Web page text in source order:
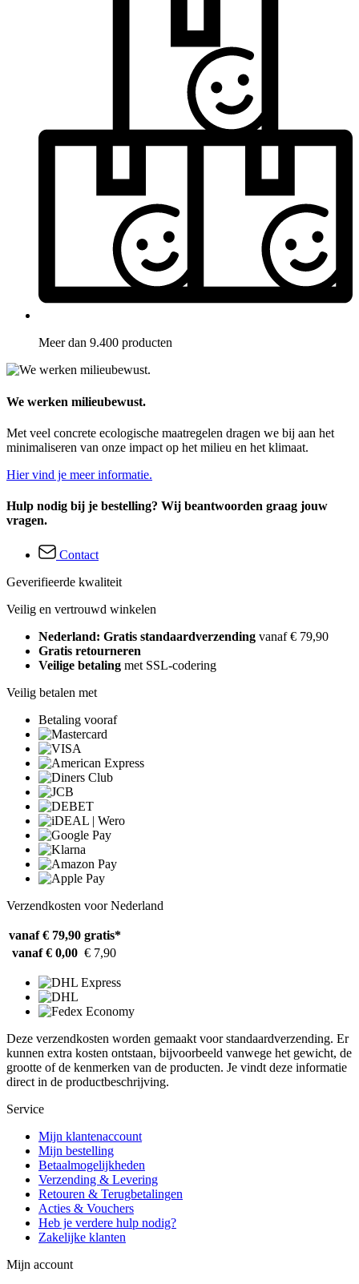
Meer dan 9.400 producten
We werken milieubewust.
Met veel concrete ecologische maatregelen dragen we bij aan het
minimaliseren van onze impact op het milieu en het klimaat.
Hier vind je meer informatie.
Hulp nodig bij je bestelling? Wij beantwoorden graag jouw
vragen.
Contact
Geverifieerde kwaliteit
Veilig en vertrouwd winkelen
Nederland: Gratis standaardverzending vanaf € 79,90
Gratis retourneren
Veilige betaling met SSL-codering
Veilig betalen met
Betaling vooraf
Verzendkosten voor Nederland
vanaf € 79,90 gratis*
vanaf € 0,00 € 7,90
Deze verzendkosten worden gemaakt voor standaardverzending. Er
kunnen extra kosten ontstaan, bijvoorbeeld vanwege het gewicht, de
grootte of de kenmerken van de producten. Je vindt deze informatie
direct in de productbeschrijving.
Service
Mijn klantenaccount
Mijn bestelling
Betaalmogelijkheden
Verzending & Levering
Retouren & Terugbetalingen
Acties & Vouchers
Heb je verdere hulp nodig?
Zakelijke klanten
Mijn account